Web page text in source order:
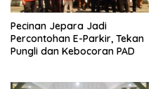
Pecinan Jepara Jadi
Percontohan E-Parkir, Tekan
Pungli dan Kebocoran PAD